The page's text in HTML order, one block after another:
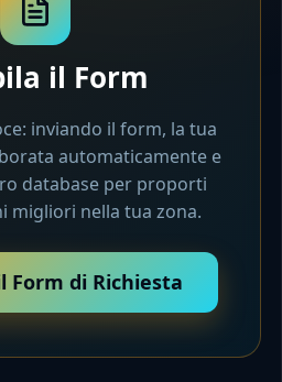
il Form
inviando il form, la tua
automaticamente e
database per proporti
migliori nella tua zona.
Form di Richiesta